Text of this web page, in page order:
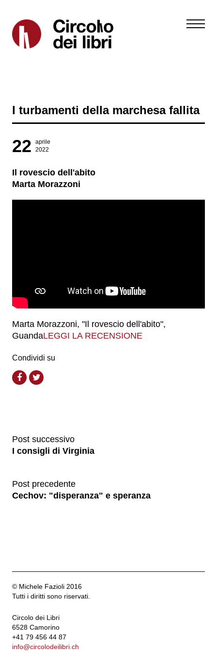
I turbamenti della marchesa fallita
22
aprile
2022
Il rovescio dell'abito
Marta Morazzoni
Marta Morazzoni, "Il rovescio dell'abito",
GuandaLEGGI LA RECENSIONE
Condividi su
Post successivo
I consigli di Virginia
Post precedente
Cechov: "disperanza" e speranza
© Michele Fazioli 2016
Tutti i diritti sono riservati.
Circolo dei Libri
6528 Camorino
+41 79 456 44 87
info@circolodeilibri.ch